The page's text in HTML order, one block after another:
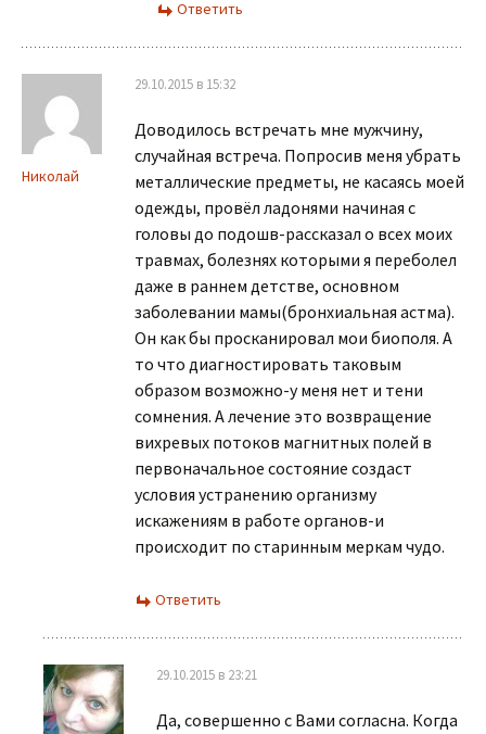
Ответить
Николай
29.10.2015 в 15:32
Доводилось встречать мне мужчину,
случайная встреча. Попросив меня убрать
металлические предметы, не касаясь моей
одежды, провёл ладонями начиная с
головы до подошв-рассказал о всех моих
травмах, болезнях которыми я переболел
даже в раннем детстве, основном
заболевании мамы(бронхиальная астма).
Он как бы просканировал мои биополя. А
то что диагностировать таковым
образом возможно-у меня нет и тени
сомнения. А лечение это возвращение
вихревых потоков магнитных полей в
первоначальное состояние создаст
условия устранению организму
искажениям в работе органов-и
происходит по старинным меркам чудо.
Ответить
29.10.2015 в 23:21
Да, совершенно с Вами согласна. Когда